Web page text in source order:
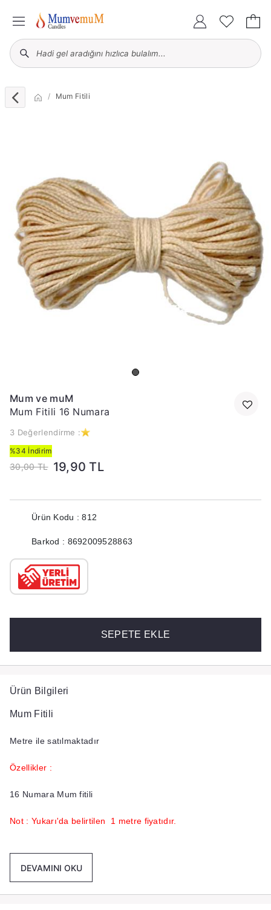
Mum Fitili
Mum ve muM
Mum Fitili 16 Numara
3 Değerlendirme :
%34 İndirim
30,00 TL 19,90 TL
Ürün Kodu : 812
Barkod : 8692009528863
SEPETE EKLE
Ürün Bilgileri
Mum Fitili
Metre ile satılmaktadır
Özellikler :
16 Numara Mum fitili
Not : Yukarı'da belirtilen 1 metre fiyatıdır.
DEVAMINI OKU